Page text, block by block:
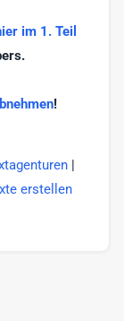
im 1. Teil
!
|
erstellen